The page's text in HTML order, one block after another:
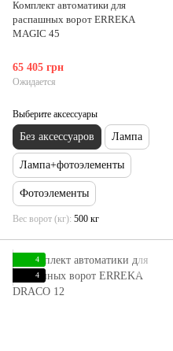
Комплект автоматики для
распашных ворот ERREKA
MAGIC 45
65 405 грн
Ожидается
Выберите аксессуары
Без аксессуаров Лампа
Лампа+фотоэлементы
Фотоэлементы
Вес ворот (кг) 500 кг
4
4